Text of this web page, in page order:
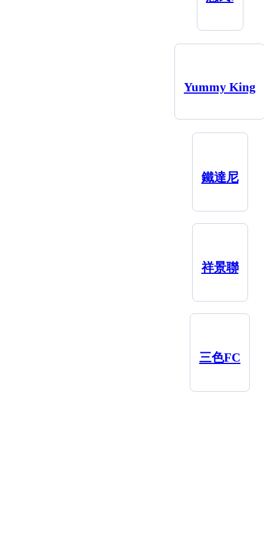
Yummy King
鐵達尼
祥景聯
三色FC